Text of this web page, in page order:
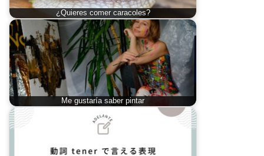
¿Quieres comer caracoles?
Me gustaría saber pintar